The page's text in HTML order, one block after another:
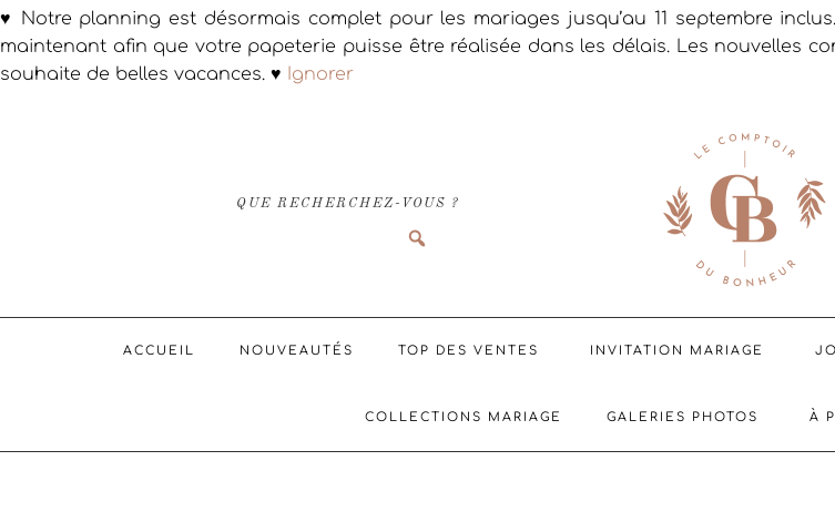
♥ Notre planning est désormais complet pour les mariages jusqu’au 11 septembre
maintenant afin que votre papeterie puisse être réalisée dans les délais. Les nouvelles
souhaite de belles vacances. ♥
Ignorer
QUE RECHERCHEZ-VOUS ?
ACCUEIL NOUVEAUTÉS TOP DES VENTES INVITATION MARIAGE
COLLECTIONS MARIAGE GALERIES PHOTOS À